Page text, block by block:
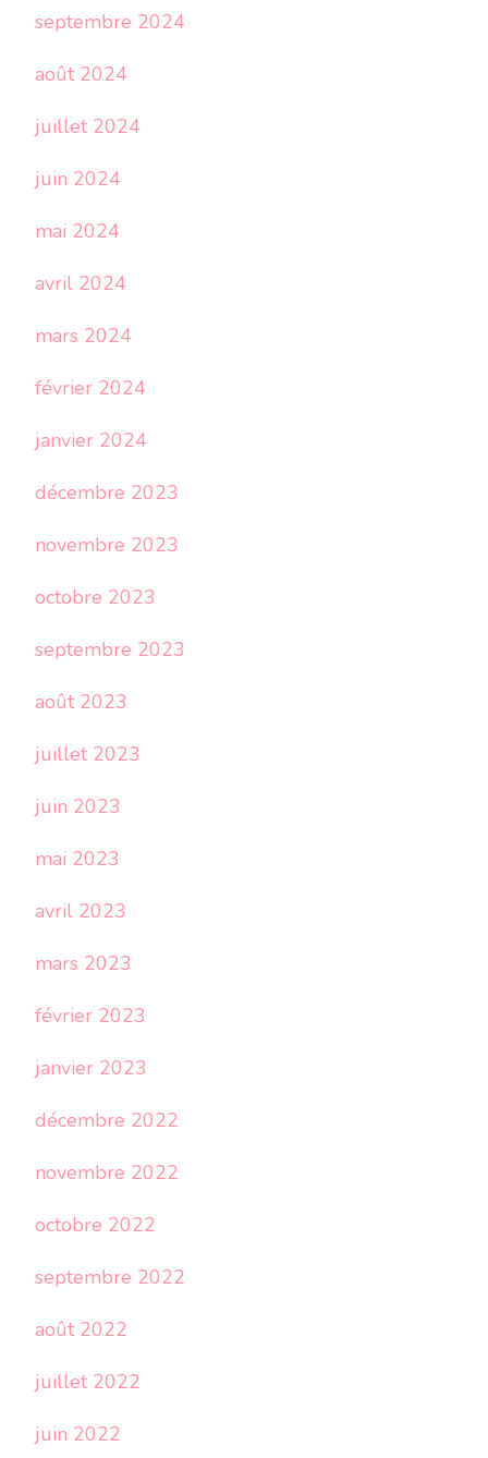
septembre 2024
août 2024
juillet 2024
juin 2024
mai 2024
avril 2024
mars 2024
février 2024
janvier 2024
décembre 2023
novembre 2023
octobre 2023
septembre 2023
août 2023
juillet 2023
juin 2023
mai 2023
avril 2023
mars 2023
février 2023
janvier 2023
décembre 2022
novembre 2022
octobre 2022
septembre 2022
août 2022
juillet 2022
juin 2022